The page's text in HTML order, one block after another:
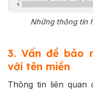
Những thông tin
3. Vấn đề bảo
với tên miền
Thông tin liên quan